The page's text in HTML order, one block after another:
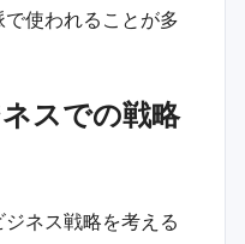
使われることが多
スでの戦略
ネス戦略を考える